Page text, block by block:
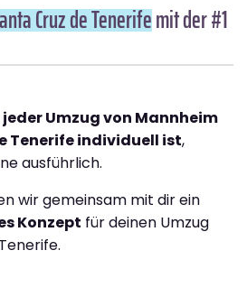
Cruz de Tenerifemit der #1
jeder Umzug von Mannheim
Tenerife individuell ist,
ausführlich.
wir gemeinsam mit dir ein
Konzept für deinen Umzug